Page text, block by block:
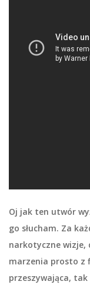
Oj jak ten utwór
go słucham. Za
narkotyczne wizje,
marzenia prosto z
przeszywająca,